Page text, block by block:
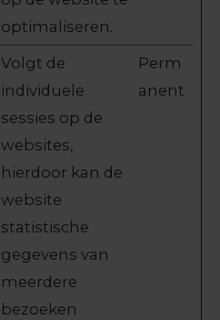
optimaliseren.
Volgt de
individuele
sessies op de
websites,
hierdoor kan de
website
statistische
gegevens van
meerdere
bezoeken
Perm
anent